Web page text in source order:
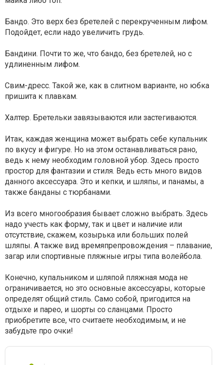
Бандо. Это верх без бретелей с перекрученным лифом.
Подойдет, если надо увеличить грудь.
Бандини. Почти то же, что бандо, без бретелей, но с
удлиненным лифом.
Свим-дресс. Такой же, как в слитном варианте, но юбка
пришита к плавкам.
Халтер. Бретельки завязываются или застегиваются.
Итак, каждая женщина может выбрать себе купальник
по вкусу и фигуре. Но на этом останавливаться рано,
ведь к нему необходим головной убор. Здесь просто
простор для фантазии и стиля. Ведь есть много видов
данного аксессуара. Это и кепки, и шляпы, и панамы, а
также банданы с тюрбанами.
Из всего многообразия бывает сложно выбрать. Здесь
надо учесть как форму, так и цвет и наличие или
отсутствие, скажем, козырька или больших полей
шляпы. А также вид времяпрепровождения – плавание,
загар или спортивные пляжные игры типа волейбола.
Конечно, купальником и шляпой пляжная мода не
ограничивается, но это основные аксессуары, которые
определят общий стиль. Само собой, пригодится на
отдыхе и парео, и шорты со сланцами. Просто
приобретите все, что считаете необходимым, и не
забудьте про очки!